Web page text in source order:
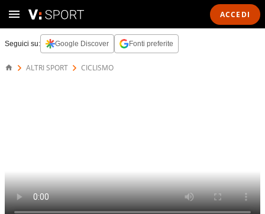
ACCEDI
Seguici su: Google Discover Fonti preferite
ALTRI SPORT CICLISMO